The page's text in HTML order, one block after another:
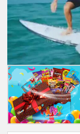
וכלכלה
הסדינים
מחמד
יוקר המחיה